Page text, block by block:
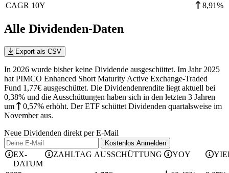
CAGR 10Y
8,91%
Alle Dividenden-Daten
Export als CSV
In 2026 wurde bisher keine Dividende ausgeschüttet. Im Jahr 2025
hat PIMCO Enhanced Short Maturity Active Exchange-Traded
Fund 1,77€ ausgeschüttet. Die Dividendenrendite liegt aktuell bei
0,38% und die Ausschüttungen haben sich in den letzten 3 Jahren
um
0,57% erhöht. Der ETF schüttet Dividenden quartalsweise im
November aus.
Neue Dividenden direkt per E-Mail
Kostenlos Anmelden
EX-
DATUM
ZAHLTAG AUSSCHÜTTUNG YOY